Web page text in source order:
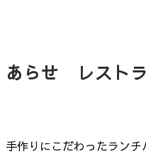
あらせ レスト
手作りにこだわったランチ